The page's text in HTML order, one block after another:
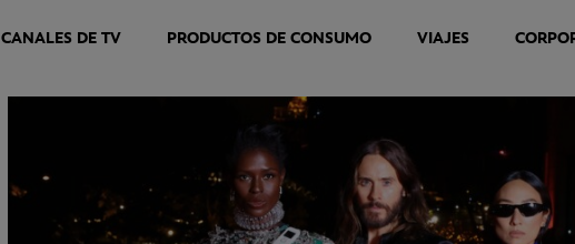
CANALES DE TV PRODUCTOS DE CONSUMO VIAJES